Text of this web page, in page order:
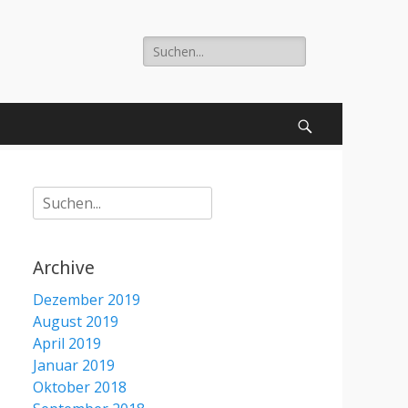
Suche
nach:
Suche
nach:
Archive
Dezember 2019
August 2019
April 2019
Januar 2019
Oktober 2018